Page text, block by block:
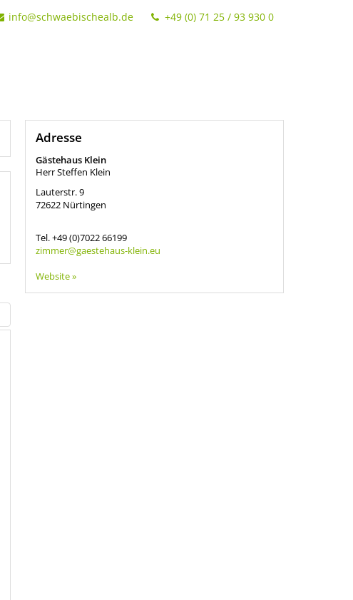
info@schwaebischealb.de +49 (0) 71 25 / 93 930 0
Adresse
Gästehaus Klein
Herr Steffen Klein
Lauterstr. 9
72622 Nürtingen
Tel.+49 (0)7022 66199
zimmer@gaestehaus-klein.eu
Website »